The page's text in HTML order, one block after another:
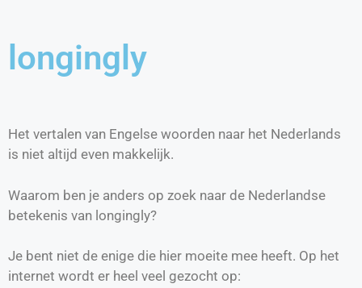
longingly
Het vertalen van Engelse woorden naar het Nederlands
is niet altijd even makkelijk.
Waarom ben je anders op zoek naar de Nederlandse
betekenis van longingly?
Je bent niet de enige die hier moeite mee heeft. Op het
internet wordt er heel veel gezocht op: